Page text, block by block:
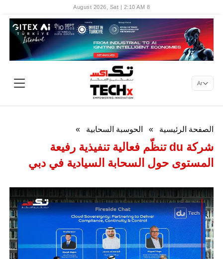
8 August 2026, Sat | 2:10 AM
Ar
الصفحة الرئيسية » الحوسبة السحابية »
شركة du تنظّم فعالية تنفيذية رفيعة
المستوى حول السحابة السيادية في دبي